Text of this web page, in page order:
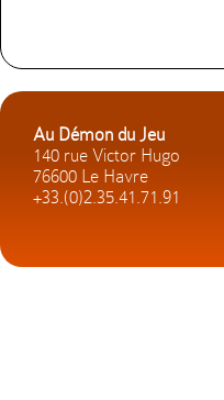
Au Démon du Jeu
140 rue Victor Hugo
76600 Le Havre
+33.(0)2.35.41.71.91